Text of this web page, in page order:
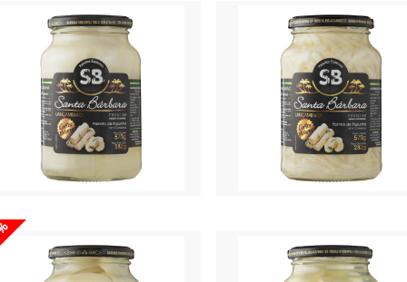
disponível só para cliente! Preço disponível só para
Santa Barbara corte Lasanha
280g
disponível só para cliente! Preço disponível só para